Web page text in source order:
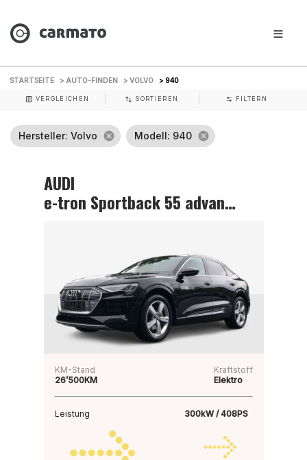
STARTSEITE > AUTO-FINDEN > VOLVO > 940
VERGLEICHEN SORTIEREN FILTERN
Hersteller: Volvo cancel Modell: 940 cancel
AUDI
e-tron Sportback 55 advanced
KM-Stand
26’500KM
Kraftstoff
Elektro
Leistung 300kW / 408PS